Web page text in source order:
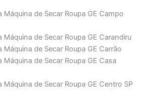
Máquina de Secar Roupa GE Campo
Máquina de Secar Roupa GE Carandiru
de Secar Roupa GE Carrão
de Secar Roupa GE Casa
Máquina de Secar Roupa GE Centro SP